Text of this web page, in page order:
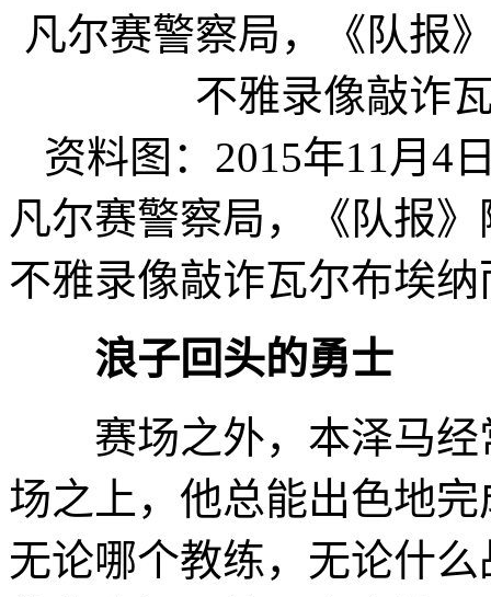
资料图：2015年11月4
凡尔赛警察局，《队报
不雅录像敲诈瓦尔布埃
浪子回头的勇士
赛场之外，本泽马经
场之上，他总能出色地
无论哪个教练，无论什